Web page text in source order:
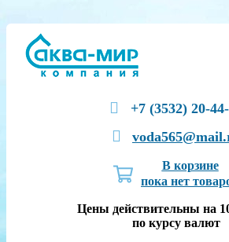
+7 (3532) 20-
В корзине
пока нет
Цены действительны на
по курсу валют